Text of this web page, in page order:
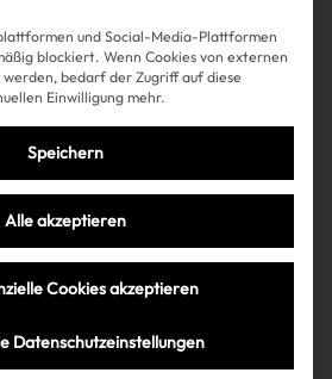
Kooperationen
AGB
Über uns
Instagram
Très Click
und Social-Media-Plattformen
blockiert. Wenn Cookies von externen
bedarf der Zugriff auf diese
Einwilligung mehr.
Speichern
Alle akzeptieren
Cookies akzeptieren
Datenschutzeinstellungen